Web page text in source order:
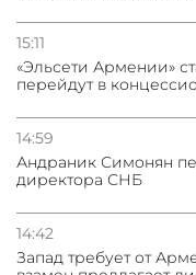
15:11
«Эльсети Армении»
перейдут в
14:59
Андраник Симонян
директора СНБ
14:42
Запад требует от